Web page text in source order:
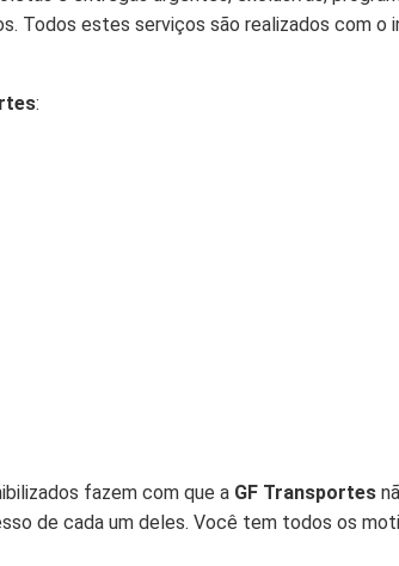
Todos estes serviços são realizados com o
:
fazem com que a GF Transportes
de cada um deles. Você tem todos os